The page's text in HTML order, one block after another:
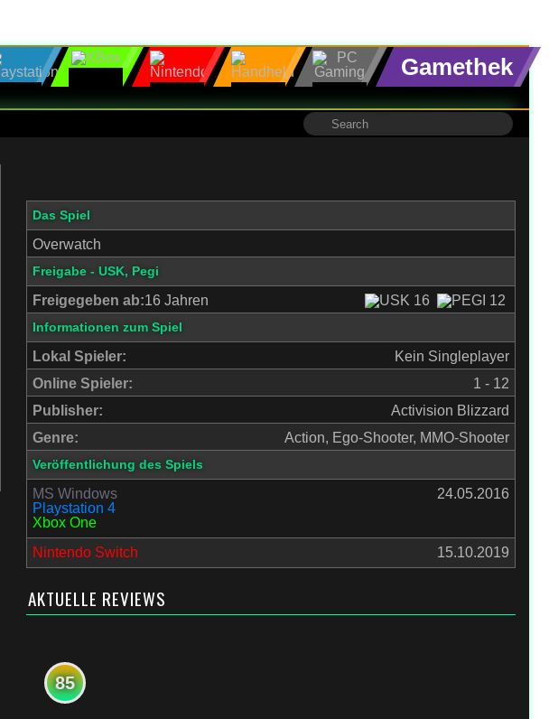
Gamethek
Das Spiel
Overwatch
Freigabe - USK, Pegi
Freigegeben ab:16 Jahren
Informationen zum Spiel
Lokal Spieler:
Kein Singleplayer
Online Spieler:
1 - 12
Publisher:
Activision Blizzard
Genre:
Action, Ego-Shooter, MMO-Shooter
Veröffentlichung des Spiels
MS Windows
Playstation 4
Xbox One
24.05.2016
Nintendo Switch 15.10.2019
AKTUELLE REVIEWS
85